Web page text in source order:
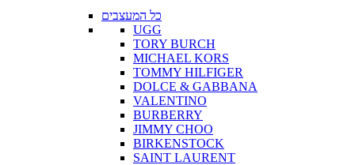
כל המעצבים
UGG
TORY BURCH
MICHAEL KORS
TOMMY HILFIGER
DOLCE & GABBANA
VALENTINO
BURBERRY
JIMMY CHOO
BIRKENSTOCK
SAINT LAURENT